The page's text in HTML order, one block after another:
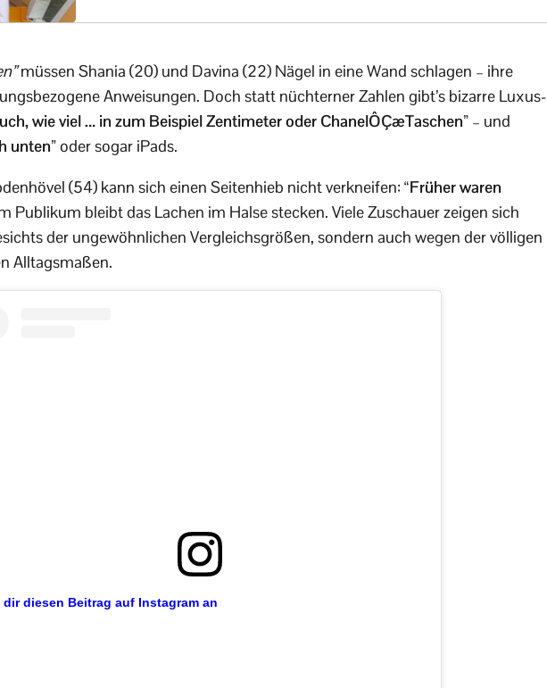
müssen Shania (20) und Davina (22) Nägel in eine Wand schlagen – ihre
Anweisungen. Doch statt nüchterner Zahlen gibt’s bizarre Luxus-
wie viel … in zum Beispiel Zentimeter oder ChanelÔÇæTaschen” – und
unten”oder sogar iPads.
(54) kann sich einen Seitenhieb nicht verkneifen: “Früher waren
Publikum bleibt das Lachen im Halse stecken. Viele Zuschauer zeigen sich
der ungewöhnlichen Vergleichsgrößen, sondern auch wegen der völligen
Alltagsmaßen.
dir diesen Beitrag auf Instagram an